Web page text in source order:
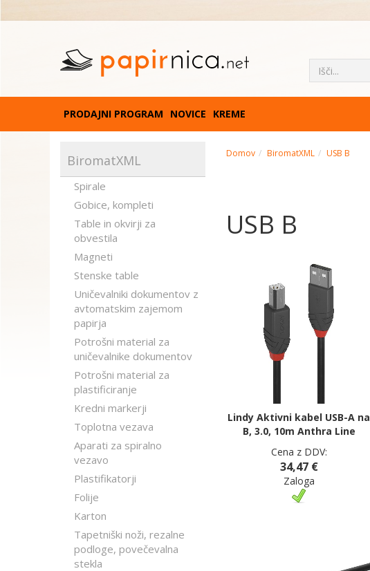
PRODAJNI PROGRAM NOVICE KREME
BiromatXML
Spirale
Gobice, kompleti
Table in okvirji za
obvestila
Magneti
Stenske table
Uničevalniki dokumentov z
avtomatskim zajemom
papirja
Potrošni material za
uničevalnike dokumentov
Potrošni material za
plastificiranje
Kredni markerji
Toplotna vezava
Aparati za spiralno
vezavo
Plastifikatorji
Folije
Karton
Tapetniški noži, rezalne
podloge, povečevalna
stekla
Domov BiromatXML USB B
USB B
Lindy Aktivni kabel USB-A na
B, 3.0, 10m Anthra Line
Cena z DDV:
34,47 €
Zaloga